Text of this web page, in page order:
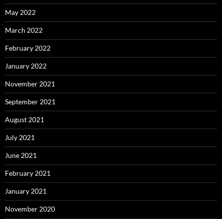
May 2022
March 2022
February 2022
January 2022
November 2021
September 2021
August 2021
July 2021
June 2021
February 2021
January 2021
November 2020